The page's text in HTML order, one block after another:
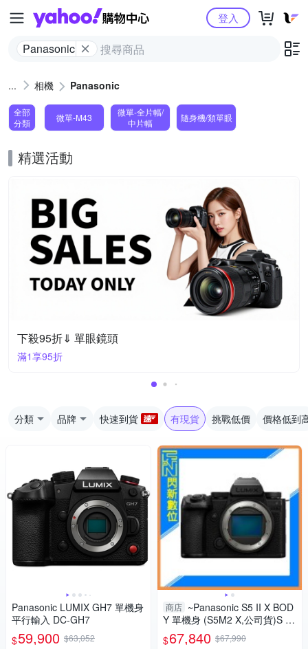
Yahoo購物中心
Panasonic
登入
相機 Panasonic
全部
分類
微單-M43
微單-全片幅/
中片幅
隨身機/類單眼
精選活動
下殺95折⇓ 單眼鏡頭
滿1享95折
分類 品牌 快速到貨 有現貨 挑戰低價 價格低到
Panasonic LUMIX GH7 單機身
平行輸入 DC-GH7
$59,900 $63,052
商店 ~Panasonic S5 II X BOD
Y 單機身 (S5M2 X,公司貨)S 5II
$67,840 $67,990